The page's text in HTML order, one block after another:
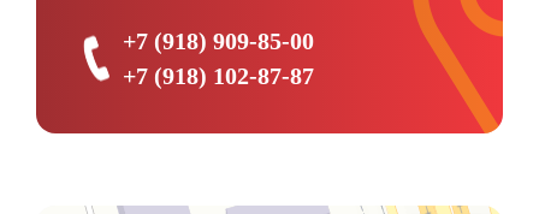
+7 (918) 909-85-00
+7 (918) 102-87-87